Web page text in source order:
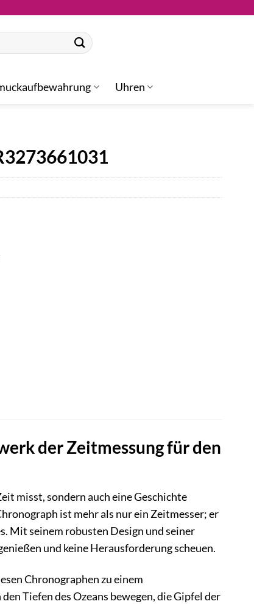
Uhren
der Zeitmessung für den
misst, sondern auch eine Geschichte
ist mehr als nur ein Zeitmesser; er
Mit seinem robusten Design und seiner
und keine Herausforderung scheuen.
Chronographen zu einem
Tiefen des Ozeans bewegen, die Gipfel der